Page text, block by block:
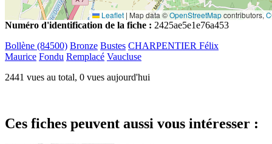
Leaflet | Map data ©OpenStreetMapcontributors,
Numéro d'identification de la fiche : 2425ae5e1e76a453
Bollène (84500) Bronze Bustes CHARPENTIER Félix
Maurice Fondu Remplacé Vaucluse
2441 vues au total, 0 vues aujourd'hui
Ces fiches peuvent aussi vous intéresser :